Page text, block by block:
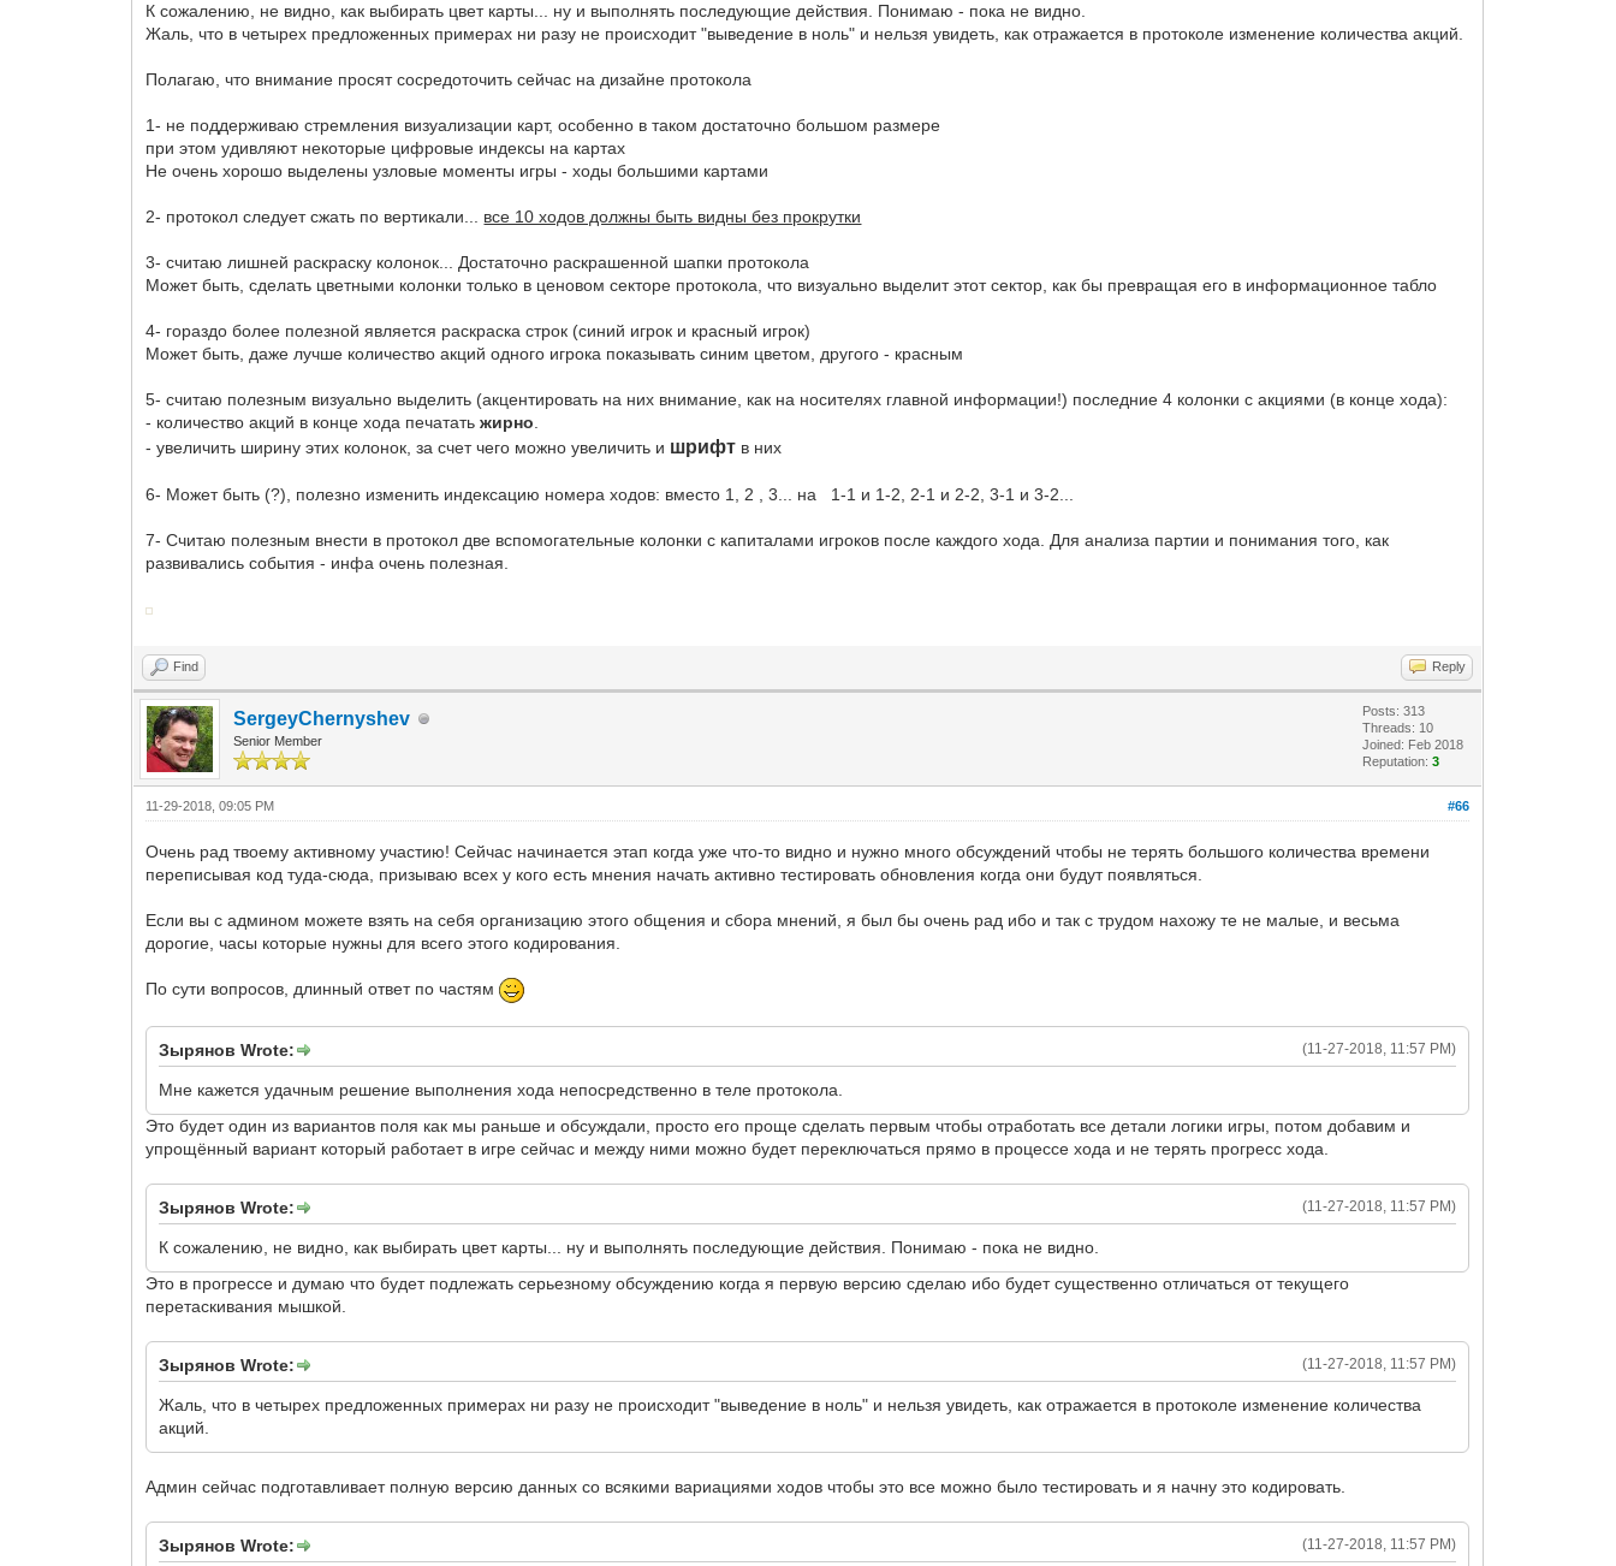
К сожалению, не видно, как выбирать цвет карты... ну и выполнять последующие действия. Понимаю - пока не видно.
Жаль, что в четырех предложенных примерах ни разу не происходит "выведение в ноль" и нельзя увидеть, как отражается в протоколе изменение количества акций.
Полагаю, что внимание просят сосредоточить сейчас на дизайне протокола
1- не поддерживаю стремления визуализации карт, особенно в таком достаточно большом размере
при этом удивляют некоторые цифровые индексы на картах
Не очень хорошо выделены узловые моменты игры - ходы большими картами
2- протокол следует сжать по вертикали... все 10 ходов должны быть видны без прокрутки
3- считаю лишней раскраску колонок... Достаточно раскрашенной шапки протокола
Может быть, сделать цветными колонки только в ценовом секторе протокола, что визуально выделит этот сектор, как бы превращая его в информационное табло
4- гораздо более полезной является раскраска строк (синий игрок и красный игрок)
Может быть, даже лучше количество акций одного игрока показывать синим цветом, другого - красным
5- считаю полезным визуально выделить (акцентировать на них внимание, как на носителях главной информации!) последние 4 колонки с акциями (в конце хода):
- количество акций в конце хода печататьжирно
- увеличить ширину этих колонок, за счет чего можно увеличить и шрифт в них
6- Может быть (?), полезно изменить индексацию номера ходов: вместо 1, 2 , 3... на 1-1 и 1-2, 2-1 и 2-2, 3-1 и 3-2...
7- Считаю полезным внести в протокол две вспомогательные колонки с капиталами игроков после каждого хода. Для анализа партии и понимания того, как
развивались события - инфа очень полезная.
Find Reply
SergeyChernyshev
Senior Member
Posts: 313
Threads: 10
Joined: Feb 2018
Reputation:3
#66
11-29-2018, 09:05 PM
Очень рад твоему активному участию! Сейчас начинается этап когда уже что-то видно и нужно много обсуждений чтобы не терять большого количества времени
переписывая код туда-сюда, призываю всех у кого есть мнения начать активно тестировать обновления когда они будут появляться.
Если вы с админом можете взять на себя организацию этого общения и сбора мнений, я был бы очень рад ибо и так с трудом нахожу те не малые, и весьма
дорогие, часы которые нужны для всего этого кодирования.
По сути вопросов, длинный ответ по частям
(11-27-2018, 11:57 PM)
Зырянов Wrote:
Мне кажется удачным решение выполнения хода непосредственно в теле протокола.
Это будет один из вариантов поля как мы раньше и обсуждали, просто его проще сделать первым чтобы отработать все детали логики игры, потом добавим и
упрощённый вариант который работает в игре сейчас и между ними можно будет переключаться прямо в процессе хода и не терять прогресс хода.
(11-27-2018, 11:57 PM)
Зырянов Wrote:
К сожалению, не видно, как выбирать цвет карты... ну и выполнять последующие действия. Понимаю - пока не видно.
Это в прогрессе и думаю что будет подлежать серьезному обсуждению когда я первую версию сделаю ибо будет существенно отличаться от текущего
перетаскивания мышкой.
(11-27-2018, 11:57 PM)
Зырянов Wrote:
Жаль, что в четырех предложенных примерах ни разу не происходит "выведение в ноль" и нельзя увидеть, как отражается в протоколе изменение количества
акций.
Админ сейчас подготавливает полную версию данных со всякими вариациями ходов чтобы это все можно было тестировать и я начну это кодировать.
(11-27-2018, 11:57 PM)
Зырянов Wrote: